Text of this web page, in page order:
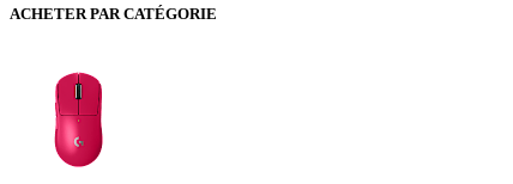
ACHETER PAR CATÉGORIE